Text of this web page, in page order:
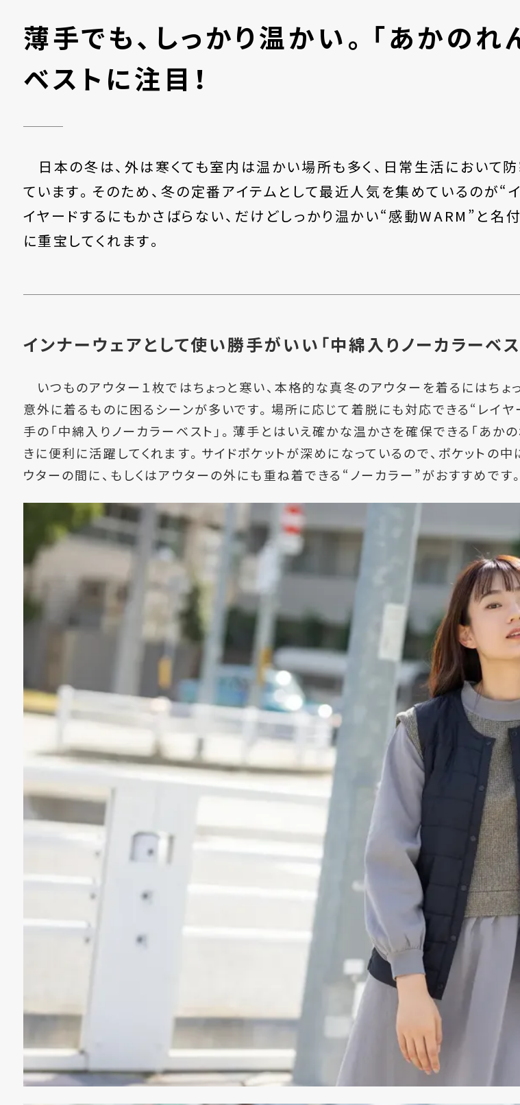
薄手でも、しっかり温かい。「あかの
ベストに注目！
日本の冬は、外は寒くても室内は温かい場所も多く、日常生活におい
ています。そのため、冬の定番アイテムとして最近人気を集めているのが“
イヤードするにもかさばらない、だけどしっかり温かい“感動WARM”と名
に重宝してくれます。
インナーウェアとして使い勝手がいい「中綿入りノーカラーベス
いつものアウター１枚ではちょっと寒い、本格的な真冬のアウターを着るにはち
意外に着るものに困るシーンが多いです。場所に応じて着脱にも対応できる“レイヤ
手の「中綿入りノーカラーベスト」。薄手とはいえ確かな温かさを確保できる「あか
きに便利に活躍してくれます。サイドポケットが深めになっているので、ポケットの
ウターの間に、もしくはアウターの外にも重ね着できる“ノーカラー”がおすすめです。